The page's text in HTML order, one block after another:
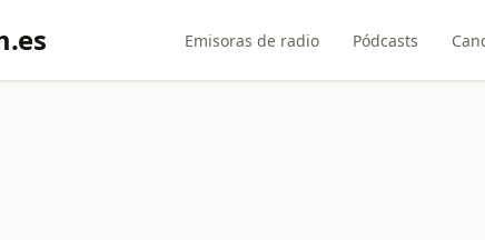
Emisoras de radio Pódcasts